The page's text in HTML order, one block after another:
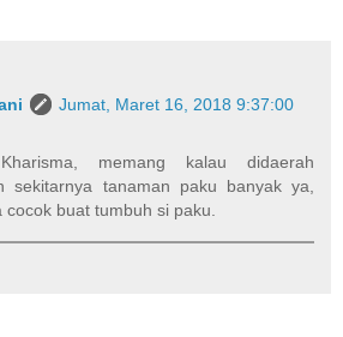
Jumat, Maret 16, 2018 9:37:00
memang kalau didaerah
sekitarnya tanaman paku banyak ya,
cocok buat tumbuh si paku.